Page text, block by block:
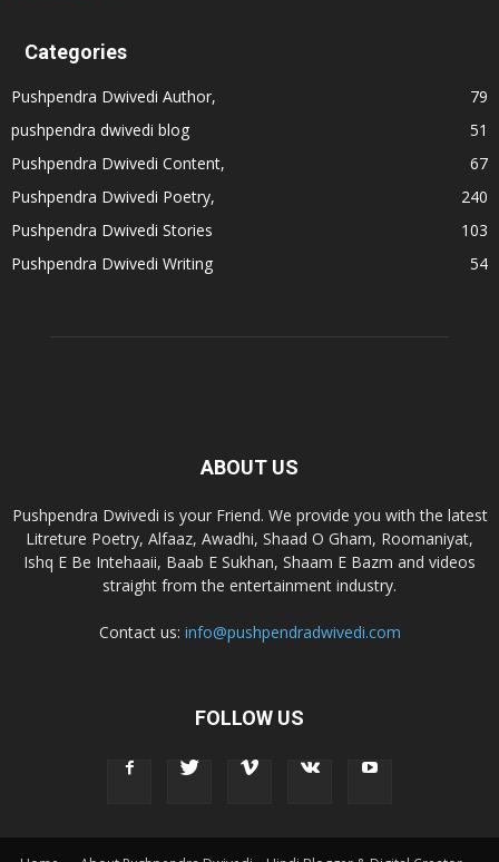
Categories
Pushpendra Dwivedi Author,
79
pushpendra dwivedi blog
51
Pushpendra Dwivedi Content,
67
Pushpendra Dwivedi Poetry,
240
Pushpendra Dwivedi Stories
103
Pushpendra Dwivedi Writing
54
ABOUT US
Pushpendra Dwivedi is your Friend. We provide you with the latest
Litreture Poetry, Alfaaz, Awadhi, Shaad O Gham, Roomaniyat,
Ishq E Be Intehaaii, Baab E Sukhan, Shaam E Bazm and videos
straight from the entertainment industry.
Contact us: info@pushpendradwivedi.com
FOLLOW US